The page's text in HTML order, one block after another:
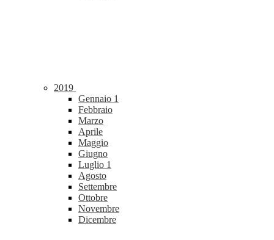
2019
Gennaio 1
Febbraio
Marzo
Aprile
Maggio
Giugno
Luglio 1
Agosto
Settembre
Ottobre
Novembre
Dicembre